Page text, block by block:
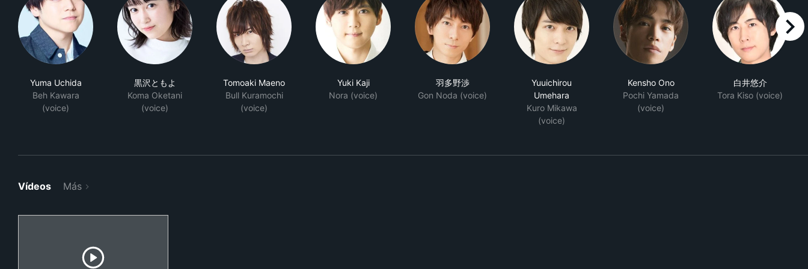
Yuma Uchida
Beh Kawara
(voice)
黒沢ともよ
Koma Oketani
(voice)
Tomoaki Maeno
Bull Kuramochi
(voice)
Yuki Kaji
Nora (voice)
羽多野渉
Gon Noda (voice)
Yuuichirou
Umehara
Kuro Mikawa
(voice)
Kensho Ono
Pochi Yamada
(voice)
白井悠介
Tora Kiso (voice)
right
Vídeos Más